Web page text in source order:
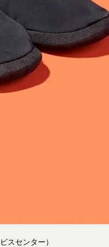
スセンター）